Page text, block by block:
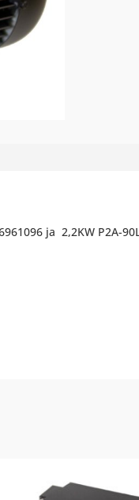
ja 2,2KW P2A-